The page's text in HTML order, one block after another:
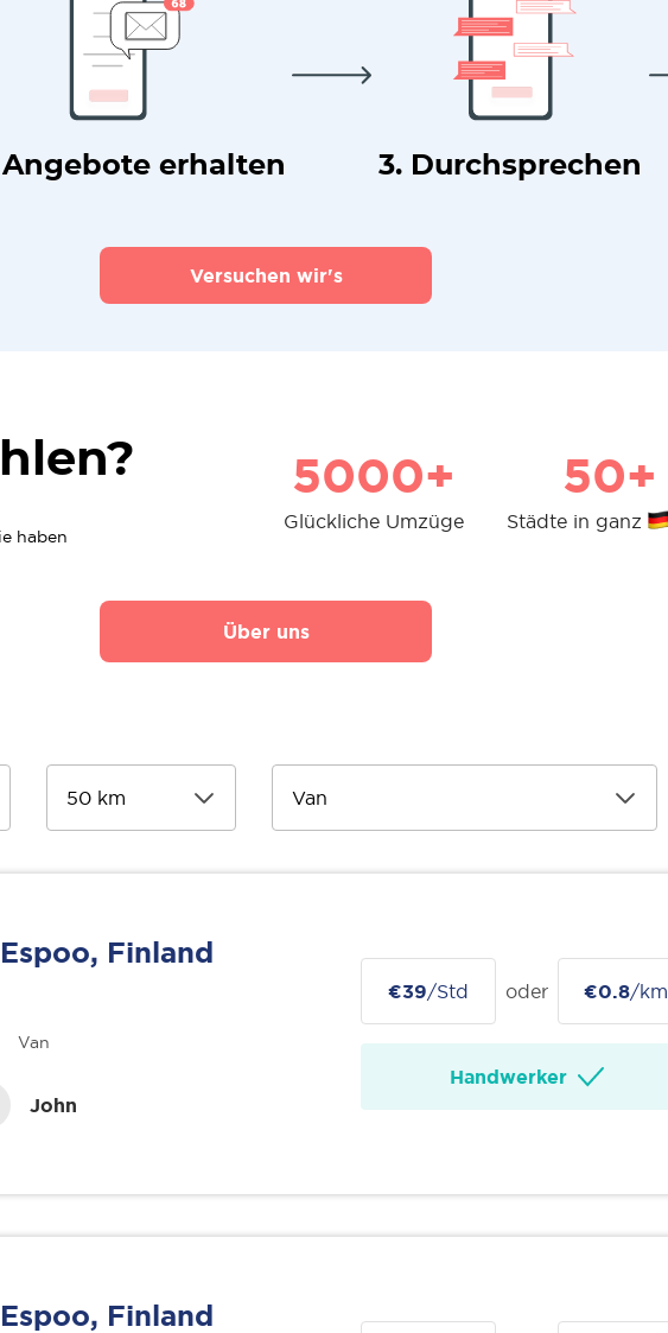
Angebote erhalten 3. Durchsprechen
Versuchen wir's
haben
5000+
Glückliche Umzüge
50+
Städte in ganz
Über uns
Espoo, Finland
Van
John
€39/Std oder €0.8/km
Handwerker
Espoo, Finland